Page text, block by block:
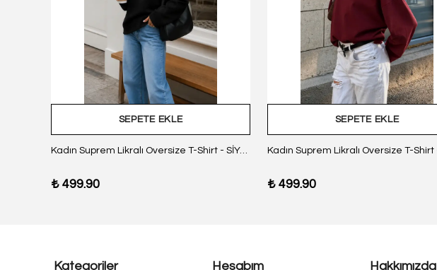
SEPETE EKLE
Kadın Suprem Likralı Oversize T-Shirt - SİYAH
₺ 499.90
SEPETE EKLE
₺ 499.90
Kategoriler Hesabım Hakkımızda